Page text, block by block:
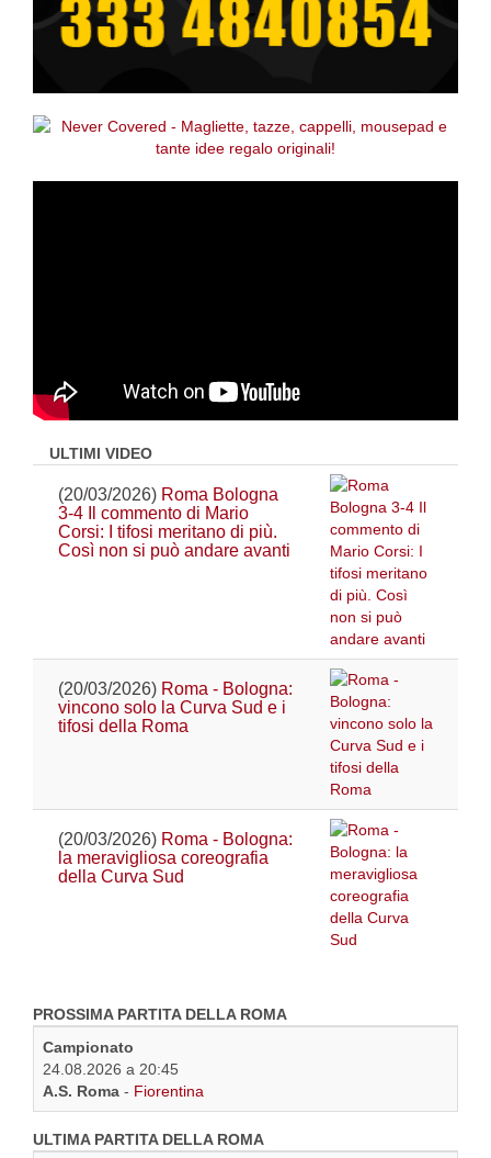
ULTIMI VIDEO
(20/03/2026) Roma Bologna
3-4 Il commento di Mario
Corsi: I tifosi meritano di più.
Così non si può andare avanti
(20/03/2026) Roma - Bologna:
vincono solo la Curva Sud e i
tifosi della Roma
(20/03/2026) Roma - Bologna:
la meravigliosa coreografia
della Curva Sud
PROSSIMA PARTITA DELLA ROMA
Campionato
24.08.2026 a 20:45
A.S. Roma - Fiorentina
ULTIMA PARTITA DELLA ROMA